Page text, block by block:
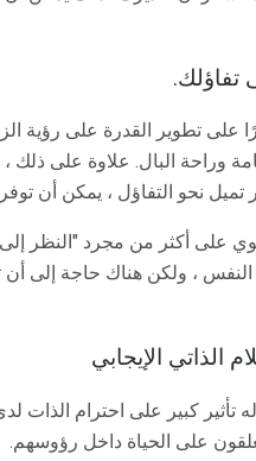
تفاؤلك.
على تطوير القدرة على رؤية
وراحة البال. علاوة على ذلك
تميل نحو التفاؤل ، يمكن أن
على أكثر من مجرد "النظر
، ولكن هناك حاجة إلى
الذاتي الإيجابي
تأثير كبير على احترام الذات
على الحياة داخل رؤوسهم.